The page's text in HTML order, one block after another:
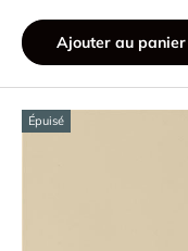
Ajouter au panier
Épuisé